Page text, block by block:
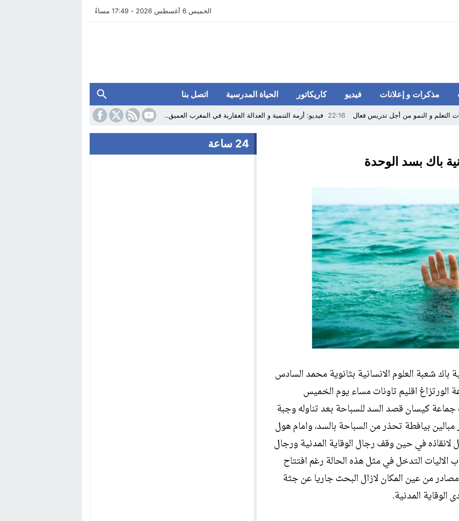
الخميس 6 أغسطس 2026 - 17:49 مساءً
مذكرات و إعلانات فيديو كاريكاتور الحياة المدرسية اتصل بنا
التعلم و النمو من أجل تدريس فعال 22:16 فيديو: أزمة التنمية و العدالة العقارية في المغرب العميق..
وزارة التعليم تفرج عن مذكرة محاربة الهدر المدرسي في الإعداديات
الفيدرالية على التعليم بدعوى تقليص النفقة..
من منصب الكاتب العام لوزارة التربية الوطنية والتعليم الأولي والرياضة
باك بسد الوحدة
باك شعبة العلوم الانسانية بثانوية محمد السادس
اقليم تاونات مساء يوم الخميس
جماعة كيسان قصد السد للسباحة بعد تناوله وجبة
مبالين بيافطة تحذر من السباحة بالسد، وامام هول
في حين وقف رجال الوقاية المدنية ورجال
التدخل في مثل هذه الحالة رغم افتتاح
من عين المكان لازال البحث جاريا عن جثة
الوقاية المدنية.
24 ساعة